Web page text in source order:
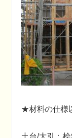
★材料の仕様
土台/大引：